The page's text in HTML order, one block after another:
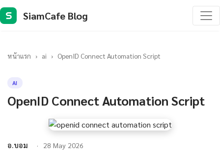
S SiamCafe Blog
หน้าแรก › ai › OpenID Connect Automation Script
AI
OpenID Connect Automation Script
อ.บอม 28 May 2026